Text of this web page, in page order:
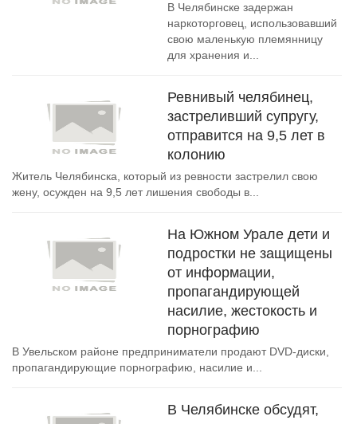
В Челябинске задержан
наркоторговец, использовавший
свою маленькую племянницу
для хранения и...
Ревнивый челябинец,
застреливший супругу,
отправится на 9,5 лет в
колонию
Житель Челябинска, который из ревности застрелил свою
жену, осужден на 9,5 лет лишения свободы в...
На Южном Урале дети и
подростки не защищены
от информации,
пропагандирующей
насилие, жестокость и
порнографию
В Увельском районе предприниматели продают DVD-диски,
пропагандирующие порнографию, насилие и...
В Челябинске обсудят,